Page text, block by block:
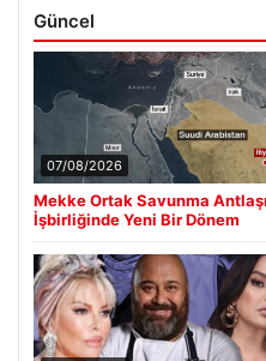
Güncel
07/08/2026
Mekke Ortak Savunma
İşbirliğinde Yeni Bir Dönem